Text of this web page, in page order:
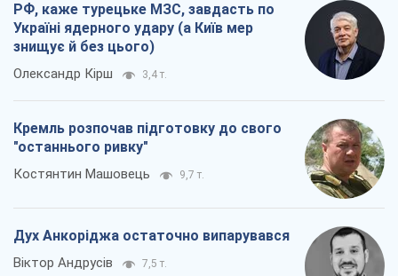
РФ, каже турецьке МЗС, завдасть по
Україні ядерного удару (а Київ мер
знищує й без цього)
Олександр Кірш 3,4 т.
Кремль розпочав підготовку до свого
"останнього ривку"
Костянтин Машовець 9,7 т.
Дух Анкоріджа остаточно випарувався
Віктор Андрусів 7,5 т.